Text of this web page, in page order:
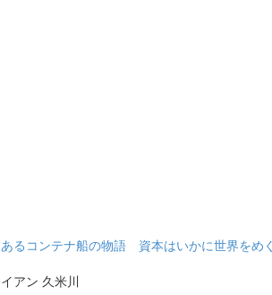
あるコンテナ船の物語 資本はいかに世界をめ
イアン 久米川